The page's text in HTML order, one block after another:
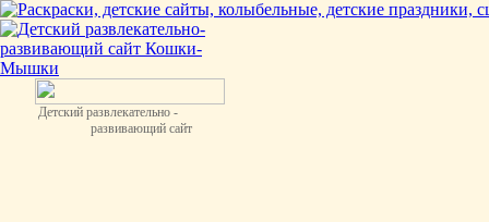
Детский развлекательно -
развивающий сайт